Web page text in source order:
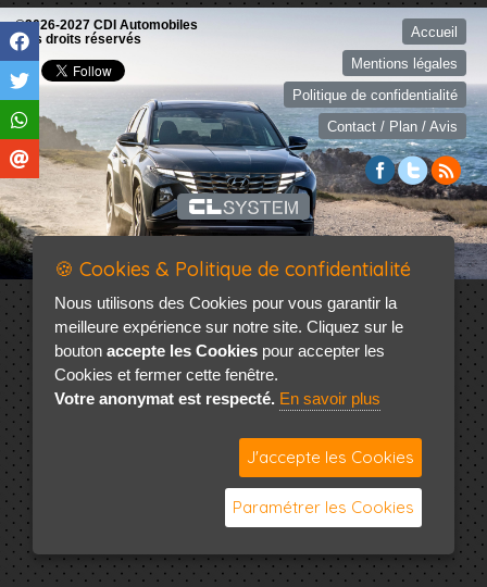
©2026-2027 CDI Automobiles
tous droits réservés
Accueil
Mentions légales
Politique de confidentialité
Contact / Plan / Avis
🍪 Cookies & Politique de confidentialité
Nous utilisons des Cookies pour vous garantir la
meilleure expérience sur notre site. Cliquez sur le
bouton accepte les Cookies pour accepter les
Cookies et fermer cette fenêtre.
Votre anonymat est respecté. En savoir plus
J'accepte les Cookies
Paramétrer les Cookies